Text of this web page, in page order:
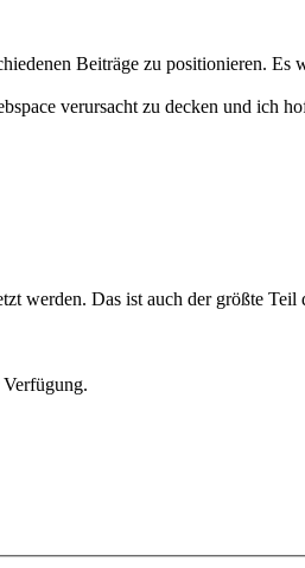
Beiträge zu positionieren. Es
verursacht zu decken und ich
werden. Das ist auch der größte